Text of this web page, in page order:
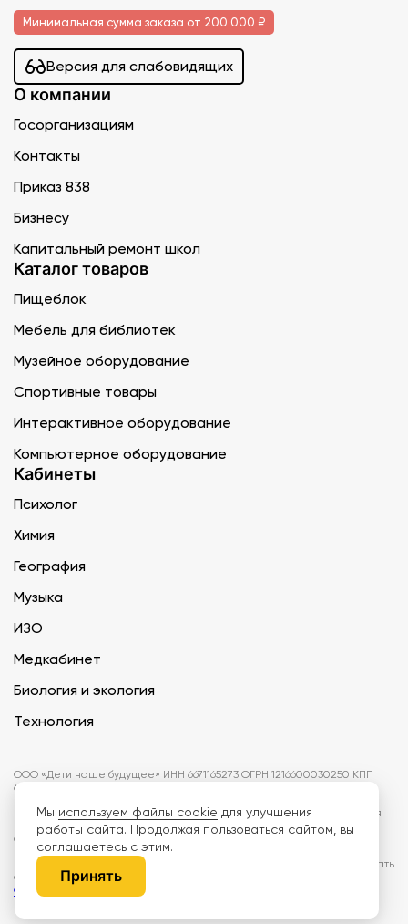
Минимальная сумма заказа от 200 000 ₽
Версия для слабовидящих
О компании
Госорганизациям
Контакты
Приказ 838
Бизнесу
Капитальный ремонт школ
Каталог товаров
Пищеблок
Мебель для библиотек
Музейное оборудование
Спортивные товары
Интерактивное оборудование
Компьютерное оборудование
Кабинеты
Психолог
Химия
География
Музыка
ИЗО
Медкабинет
Биология и экология
Технология
ООО «Дети наше будущее» ИНН 6671165273 ОГРН 1216600030250 КПП
667101001 БИК 046577674
Информация на сайте не является публичной офертой. Изображения
могут отличаться от поставляемых товаров. Поставщик оставляет за
собой право изменить цены и характеристики товаров без
предварительного уведомления заказчика, если это не влияет на
качество поставляемой продукции. Мы используем cookie, чтобы делать
сайт лучше. Пользуясь сайтом, вы соглашаетесь с
обработки персональных данных и политикой конфиденциальности.
Мы используем файлы cookie для улучшения
работы сайта. Продолжая пользоваться сайтом, вы
соглашаетесь с этим.
Принять